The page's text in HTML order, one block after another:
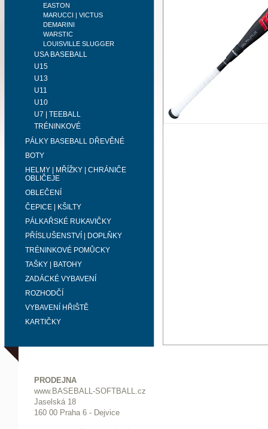
EASTON
MARUCCI | VICTUS
DEMARINI
WARSTIC
LOUISVILLE SLUGGER
USA BASEBALL
U15
U13
U11
U10
U7 | TEEBALL
TRÉNINKOVÉ
PÁLKY BASEBALL DŘEVĚNÉ
BOTY
HELMY | MŘÍŽKY | CHRÁNIČE
OBLIČEJE
OBLEČENÍ
ČEPICE | KŠILTY
PÁLKAŘSKÉ RUKAVIČKY
PŘÍSLUŠENSTVÍ | DOPLŇKY
TRÉNINKOVÉ POMŮCKY
TAŠKY | BATOHY
ZADÁCKÉ VYBAVENÍ
ROZHODČÍ
VYBAVENÍ HŘIŠTĚ
KARTIČKY
PRODEJNA
www.BASEBALL-SOFTBALL.cz
Jaselská 18
160 00 Praha 6 - Dejvice